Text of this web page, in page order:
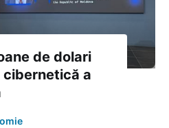
de dolari
a